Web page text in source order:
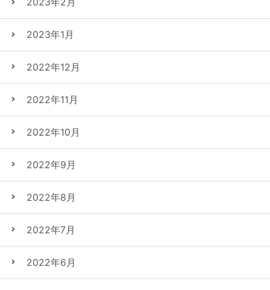
2023年1月
2022年12月
2022年11月
2022年10月
2022年9月
2022年8月
2022年7月
2022年6月